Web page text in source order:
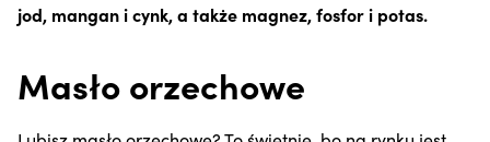
jod, mangan i cynk, a także magnez, fosfor i potas.
Masło orzechowe